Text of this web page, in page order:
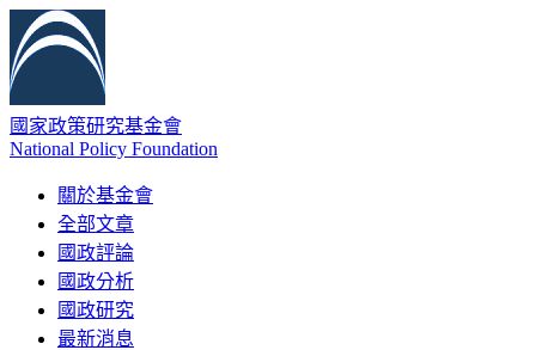
國家政策研究基金會
National Policy Foundation
關於基金會
全部文章
國政評論
國政分析
國政研究
最新消息